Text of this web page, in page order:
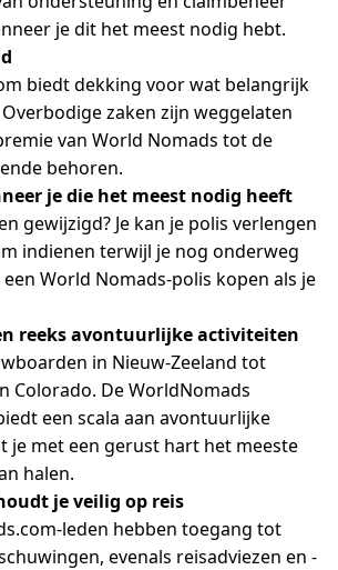
je dit het meest nodig hebt.
biedt dekking voor wat belangrijk
zaken zijn weggelaten
van World Nomads tot de
behoren.
je die het meest nodig heeft
gewijzigd? Je kan je polis verlengen
indienen terwijl je nog onderweg
een World Nomads-polis kopen als je
reeks avontuurlijke activiteiten
in Nieuw-Zeeland tot
Colorado. De WorldNomads
een scala aan avontuurlijke
je met een gerust hart het meeste
halen.
je veilig op reis
leden hebben toegang tot
evenals reisadviezen en -